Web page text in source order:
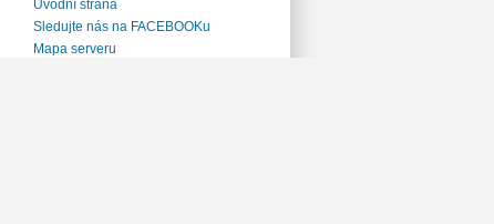
Úvodní strana
Sledujte nás na FACEBOOKu
Mapa serveru